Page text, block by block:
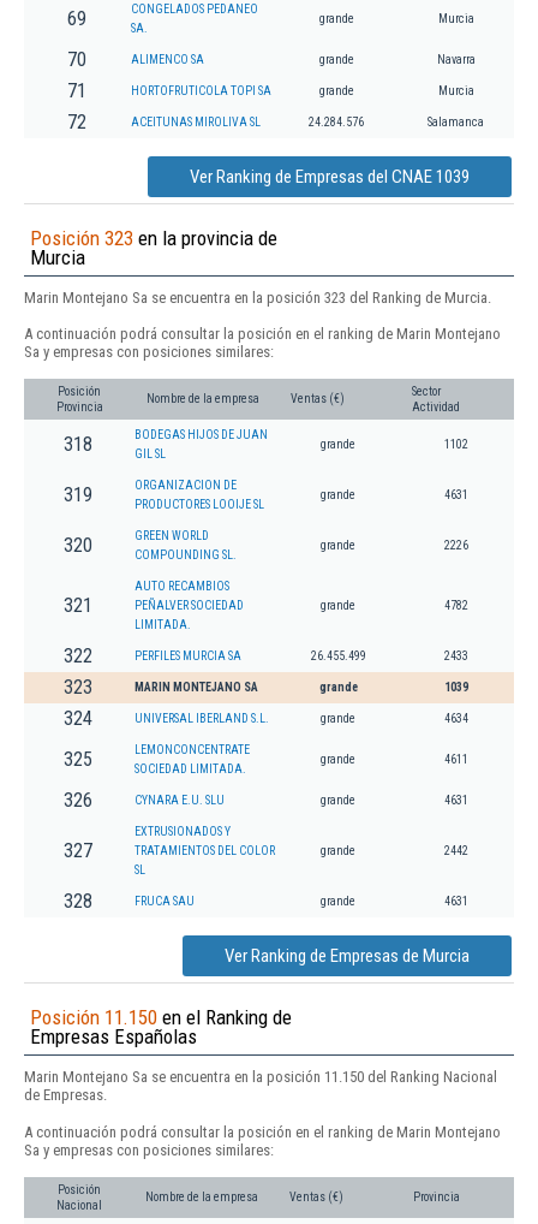
69
CONGELADOS PEDANEO
SA.
grande Murcia
70 ALIMENCO SA grande Navarra
71 HORTOFRUTICOLA TOPI SA grande Murcia
72 ACEITUNAS MIROLIVA SL 24.284.576 Salamanca
Ver Ranking de Empresas del CNAE 1039
Posición 323 en la provincia de
Murcia
Marin Montejano Sa se encuentra en la posición 323 del Ranking de Murcia.
A continuación podrá consultar la posición en el ranking de Marin Montejano
Sa y empresas con posiciones similares:
Posición
Provincia
Nombre de la empresa Ventas (€)
Sector
Actividad
318
BODEGAS HIJOS DE JUAN
GIL SL
grande 1102
319
ORGANIZACION DE
PRODUCTORES LOOIJE SL
grande 4631
320
GREEN WORLD
COMPOUNDING SL.
grande 2226
321
AUTO RECAMBIOS
PEÑALVER SOCIEDAD
LIMITADA.
grande 4782
322 PERFILES MURCIA SA 26.455.499 2433
323 MARIN MONTEJANO SA grande 1039
324 UNIVERSAL IBERLAND S.L. grande 4634
325
LEMONCONCENTRATE
SOCIEDAD LIMITADA.
grande 4611
326 CYNARA E.U. SLU grande 4631
327
EXTRUSIONADOS Y
TRATAMIENTOS DEL COLOR
SL
grande 2442
328 FRUCA SAU grande 4631
Ver Ranking de Empresas de Murcia
Posición 11.150 en el Ranking de
Empresas Españolas
Marin Montejano Sa se encuentra en la posición 11.150 del Ranking Nacional
de Empresas.
A continuación podrá consultar la posición en el ranking de Marin Montejano
Sa y empresas con posiciones similares:
Posición
Nacional
Nombre de la empresa Ventas (€) Provincia